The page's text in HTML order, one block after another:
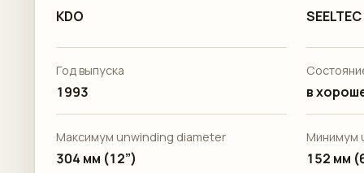
KDO SEELTEC
Год выпуска
1993 в
Максимум unwinding diameter
304 мм (12”)
Минимум
152 мм